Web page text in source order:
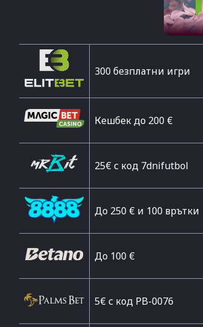
300 безплатни игри
Кешбек до 200 €
25€ с код 7dnifutbol
До 250 € и 100 врътки
Дo 100 €
5€ с код PB-0076